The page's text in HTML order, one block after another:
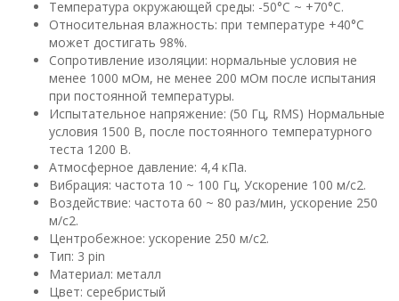
Температура окружающей среды: -50°С ~ +70°С.
Относительная влажность: при температуре +40°С
может достигать 98%.
Сопротивление изоляции: нормальные условия не
менее 1000 мОм, не менее 200 мОм после испытания
при постоянной температуры.
Испытательное напряжение: (50 Гц, RMS) Нормальные
условия 1500 В, после постоянного температурного
теста 1200 В.
Атмосферное давление: 4,4 кПа.
Вибрация: частота 10 ~ 100 Гц, Ускорение 100 м/с2.
Воздействие: частота 60 ~ 80 раз/мин, ускорение 250
м/с2.
Центробежное: ускорение 250 м/с2.
Тип: 3 pin
Материал: металл
Цвет: серебристый